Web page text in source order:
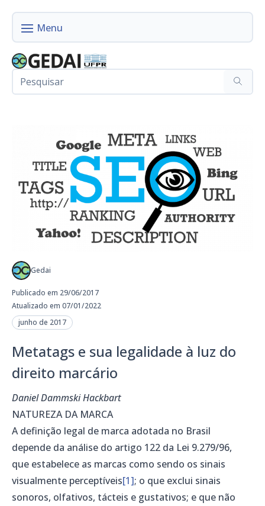
Gedai
Publicado em 29/06/2017
Atualizado em 07/01/2022
junho de 2017
Metatags e sua legalidade à luz do
direito marcário
Daniel Dammski Hackbart
NATUREZA DA MARCA
A definição legal de marca adotada no Brasil
depende da análise do artigo 122 da Lei 9.279/96,
que estabelece as marcas como sendo os sinais
visualmente perceptíveis[1]; o que exclui sinais
sonoros, olfativos, tácteis e gustativos; e que não